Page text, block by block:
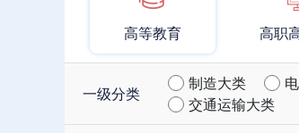
高等教育 高职
一级分类
制造大类
交通运输大类